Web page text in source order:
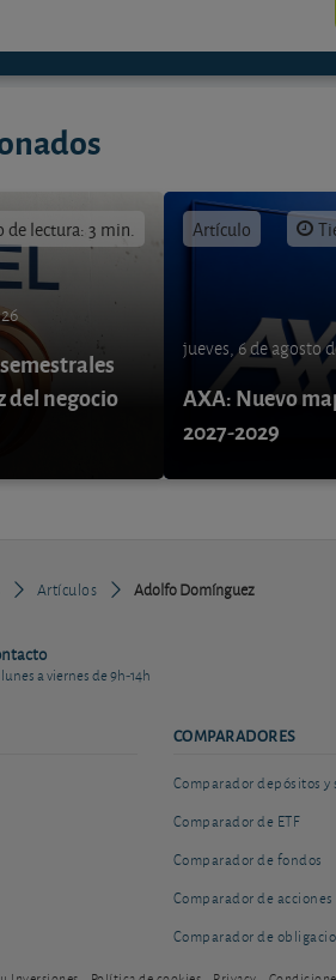
de lectura: 3 min.
del negocio
Artículo
jueves, 6 de agosto
AXA: Nuevo
2027-2029
Artículos Adolfo Domínguez
a viernes de 9h-14h
COMPARADORES
Comparador depósitos y
Comparador de ETF
Comparador de fondos
Comparador de acciones
Comparador de